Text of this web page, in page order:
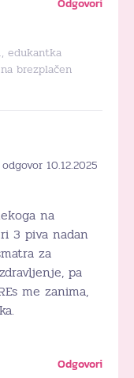
edukantka
brezplačen
10.12.2025
na
3 piva nadan
za
pa
me zanima,
Odgovori